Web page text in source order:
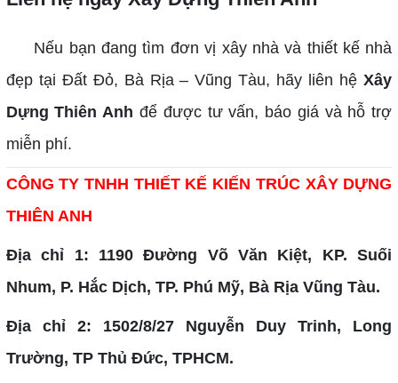
Nếu bạn đang tìm đơn vị xây nhà và thiết kế nhà
đẹp tại Đất Đỏ, Bà Rịa – Vũng Tàu, hãy liên hệXây
Dựng Thiên Anh để được tư vấn, báo giá và hỗ trợ
miễn phí.
CÔNG TY TNHH THIẾT KẾ KIẾN TRÚC XÂY DỰNG
THIÊN ANH
Địa chỉ 1: 1190 Đường Võ Văn Kiệt, KP. Suối
Nhum, P. Hắc Dịch, TP. Phú Mỹ, Bà Rịa Vũng Tàu.
Địa chỉ 2: 1502/8/27 Nguyễn Duy Trinh, Long
Trường, TP Thủ Đức, TPHCM.